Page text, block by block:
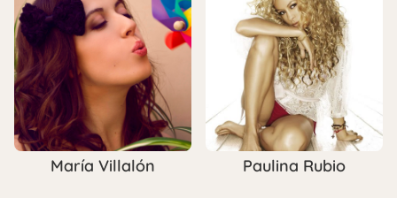
María Villalón Paulina Rubio